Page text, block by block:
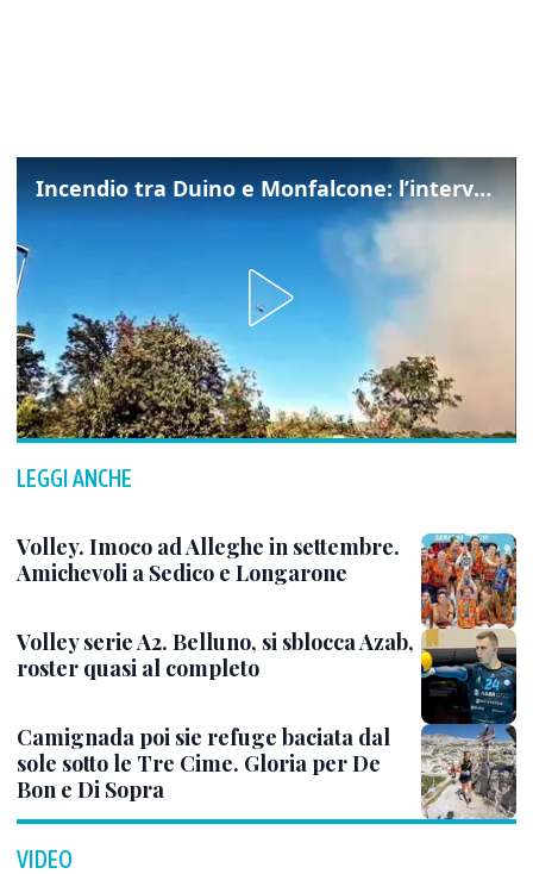
Incendio tra Duino e Monfalcone: l’intervento dei vigili del fuoco
LEGGI ANCHE
Volley. Imoco ad Alleghe in settembre.
Amichevoli a Sedico e Longarone
Volley serie A2. Belluno, si sblocca Azab,
roster quasi al completo
Camignada poi sie refuge baciata dal
sole sotto le Tre Cime. Gloria per De
Bon e Di Sopra
VIDEO